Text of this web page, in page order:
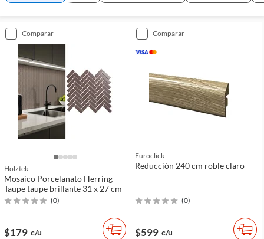
comparar
Holztek
Mosaico Porcelanato Herring
Taupe taupe brillante 31 x 27 cm
(0)
$179 c/u
comparar
Euroclick
Reducción 240 cm roble claro
(0)
$599 c/u